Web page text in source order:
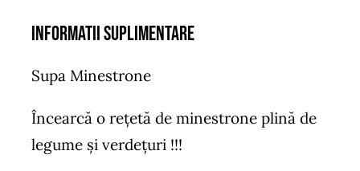
Informatii suplimentare
Supa Minestrone
Încearcă o reţetă de minestrone plină de
legume şi verdeţuri !!!